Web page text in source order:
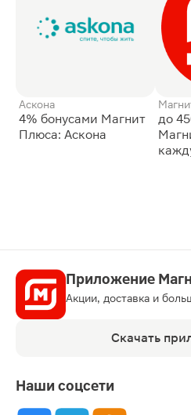
Аскона
4% бонусами Магнит
Плюса: Аскона
до
Приложение
Акции, доставка и
Скачать
Наши соцсети